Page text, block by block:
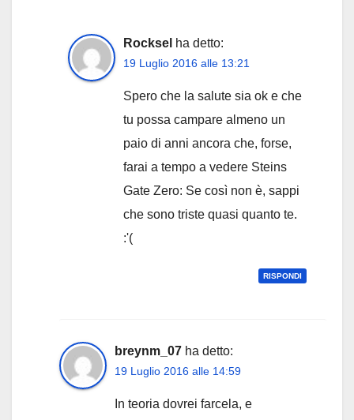
Rocksel ha detto:
19 Luglio 2016 alle 13:21
Spero che la salute sia ok e che
tu possa campare almeno un
paio di anni ancora che, forse,
farai a tempo a vedere Steins
Gate Zero: Se così non è, sappi
che sono triste quasi quanto te.
:'(
RISPONDI
breynm_07 ha detto:
19 Luglio 2016 alle 14:59
In teoria dovrei farcela, e